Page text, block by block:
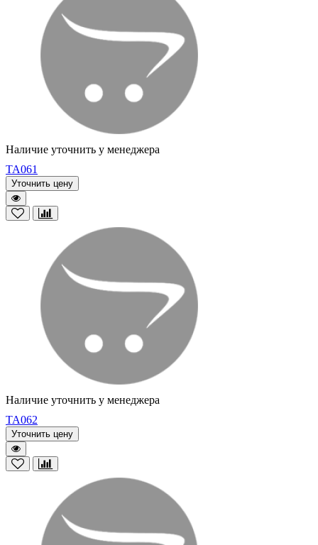
Наличие уточнить у менеджера
TA061
Уточнить цену
Наличие уточнить у менеджера
TA062
Уточнить цену